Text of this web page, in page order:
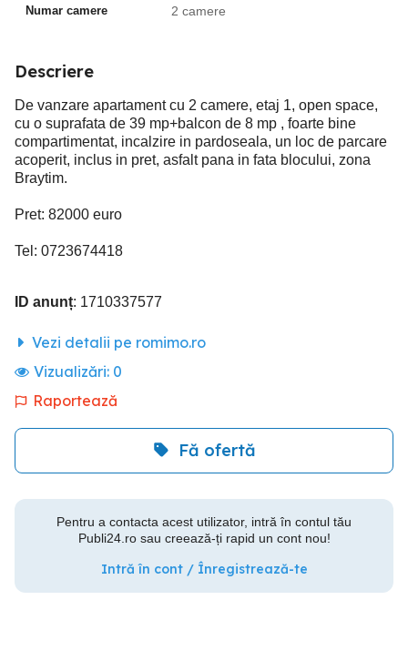
Numar camere 2 camere
Descriere
De vanzare apartament cu 2 camere, etaj 1, open space,
cu o suprafata de 39 mp+balcon de 8 mp , foarte bine
compartimentat, incalzire in pardoseala, un loc de parcare
acoperit, inclus in pret, asfalt pana in fata blocului, zona
Braytim.
Pret: 82000 euro
Tel: 0723674418
ID anunț: 1710337577
Vezi detalii pe romimo.ro
Vizualizări: 0
Raportează
Fă ofertă
Pentru a contacta acest utilizator, intră în contul tău
Publi24.ro sau creează-ți rapid un cont nou!
Intră în cont / Înregistrează-te